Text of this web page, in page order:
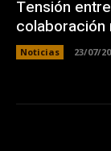
Tensión
colaboración
Noticias 23/07/